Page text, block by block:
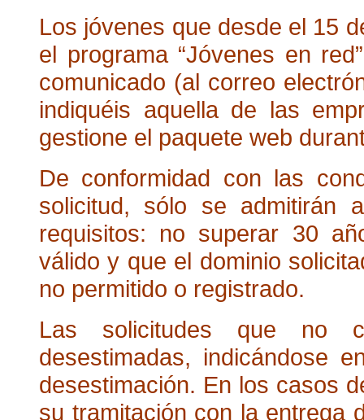
Los jóvenes que desde el 15
el programa “Jóvenes en
comunicado (al correo
indiquéis aquella de las
gestione el paquete web
De conformidad con las
solicitud, sólo se admitirán
requisitos: no superar 30
válido y que el dominio
no permitido o registrado.
Las solicitudes que no
desestimadas, indicándose
desestimación. En los casos
su tramitación con la entrega